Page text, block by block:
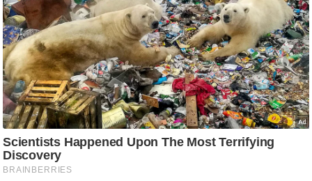
g
N
e
w
s
ला
इ
फ
स्टा
इ